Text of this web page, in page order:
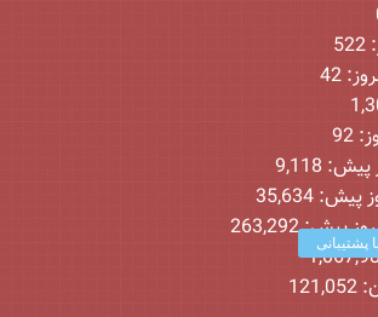
522
42
92
9,118
35,634
263,292
121,052